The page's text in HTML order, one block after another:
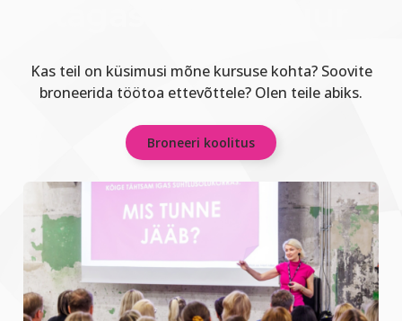
Kas teil on küsimusi mõne kursuse kohta? Soovite
broneerida töötoa ettevõttele? Olen teile abiks.
Broneeri koolitus